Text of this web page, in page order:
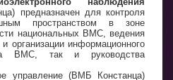
предназначен для контроля
пространством в зоне
национальных ВМС, ведения
организации информационного
ВМС, так и руководства
управление (ВМБ Констанца)